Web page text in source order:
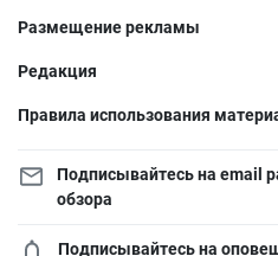
Размещение рекламы
Редакция
Правила использования
Подписывайтесь на email
обзора
Подписывайтесь на